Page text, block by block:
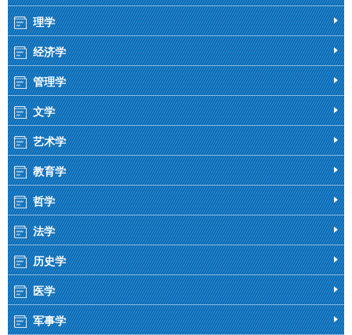
理学
经济学
管理学
文学
艺术学
教育学
哲学
法学
历史学
医学
军事学